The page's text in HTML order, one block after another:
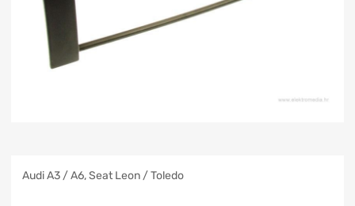
Audi A3 / A6, Seat Leon / Toledo